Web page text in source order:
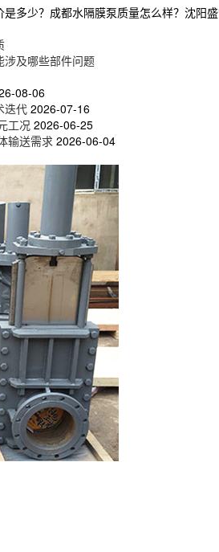
多少？成都水隔膜泵质量怎么样？沈
涉及哪些部件问题
08-06
迭代 2026-07-16
工况 2026-06-25
输送需求 2026-06-04